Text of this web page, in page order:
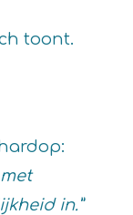
toont.
in.”